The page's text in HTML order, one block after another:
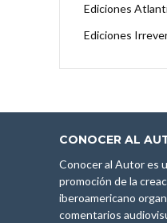
Ediciones
Ediciones
CONOCER AL
Conocer al Autor es
promoción de la
iberoamericano
comentarios